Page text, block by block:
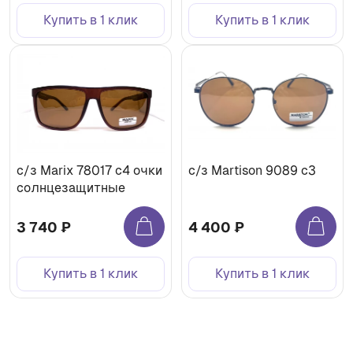
Купить в 1 клик Купить в 1 клик
c/з Marix 78017 с4 очки
солнцезащитные
3 740 ₽
Купить в 1 клик
с/з Martison 9089 c3
4 400 ₽
Купить в 1 клик